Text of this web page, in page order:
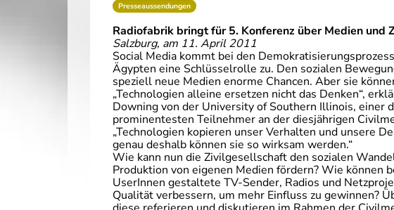
Presseaussendungen
Radiofabrik bringt für 5. Konferenz über Medien
Salzburg, am 11. April 2011
Social Media kommt bei den
Ägypten eine Schlüsselrolle zu. Den sozialen
speziell neue Medien enorme Chancen. Aber sie
„Technologien alleine ersetzen nicht das Denken“,
Downing von der University of Southern Illinois, einer
prominentesten Teilnehmer an der diesjährigen
„Technologien kopieren unser Verhalten und unsere
genau deshalb können sie so wirksam werden.“
Wie kann nun die Zivilgesellschaft den sozialen
Produktion von eigenen Medien fördern? Wie können
UserInnen gestaltete TV-Sender, Radios und
Qualität verbessern, um mehr Einfluss zu gewinnen?